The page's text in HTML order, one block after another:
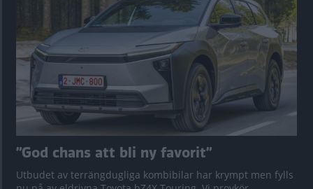
”God chans att bli ny favorit”
Utbudet av terrängdugliga kombibilar har krympt men fylls